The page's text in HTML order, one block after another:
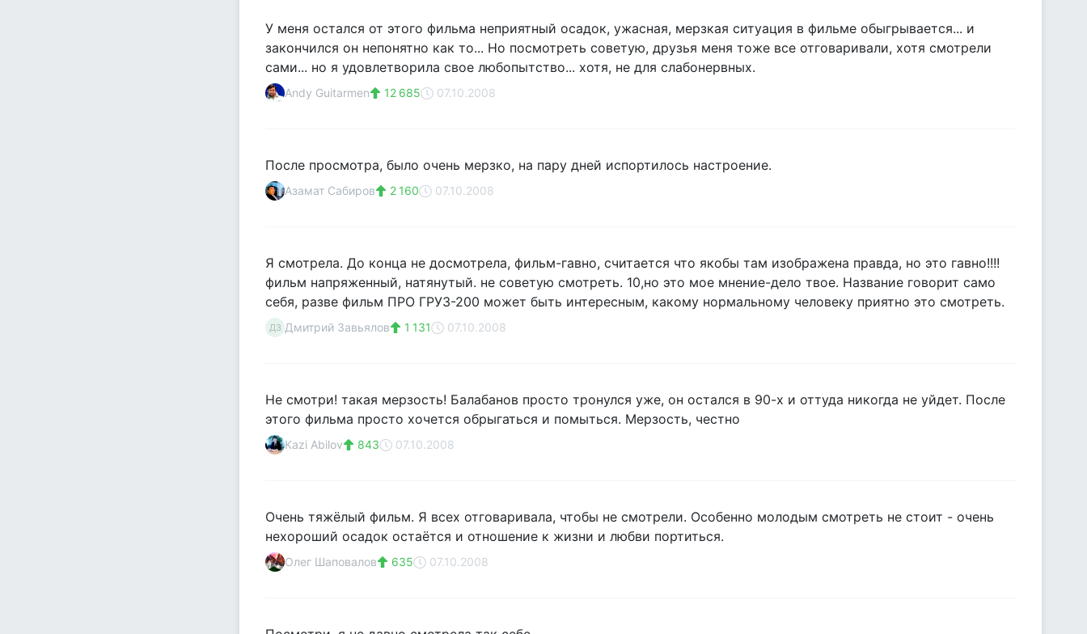
У меня остался от этого фильма неприятный осадок, ужасная, мерзкая ситуация в фильме обыгрывается... и
закончился он непонятно как то... Но посмотреть советую, друзья меня тоже все отговаривали, хотя смотрели
сами... но я удовлетворила свое любопытство... хотя, не для слабонервных.
Аndy Guitarmen 12 685 07.10.2008
После просмотра, было очень мерзко, на пару дней испортилось настроение.
Азамат Сабиров 2 160 07.10.2008
Я смотрела. До конца не досмотрела, фильм-гавно, считается что якобы там изображена правда, но это гавно!!!!
фильм напряженный, натянутый. не советую смотреть. 10,но это мое мнение-дело твое. Название говорит само
себя, разве фильм ПРО ГРУЗ-200 может быть интересным, какому нормальному человеку приятно это смотреть.
ДЗ Дмитрий Завьялов 1 131 07.10.2008
Не смотри! такая мерзость! Балабанов просто тронулся уже, он остался в 90-х и оттуда никогда не уйдет. После
этого фильма просто хочется обрыгаться и помыться. Мерзость, честно
Kazi Abilov 843 07.10.2008
Очень тяжёлый фильм. Я всех отговаривала, чтобы не смотрели. Особенно молодым смотреть не стоит - очень
нехороший осадок остаётся и отношение к жизни и любви портиться.
Олег Шаповалов 635 07.10.2008